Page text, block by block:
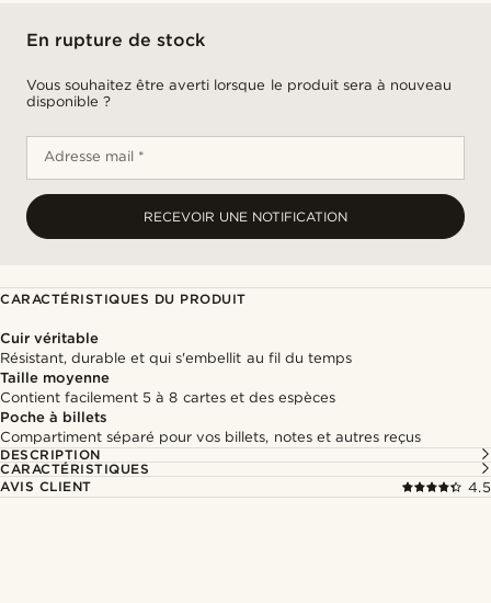
En rupture de stock
Vous souhaitez être averti lorsque le produit sera à nouveau
disponible ?
Adresse mail *
RECEVOIR UNE NOTIFICATION
CARACTÉRISTIQUES DU PRODUIT
Cuir véritable
Résistant, durable et qui s'embellit au fil du temps
Taille moyenne
Contient facilement 5 à 8 cartes et des espèces
Poche à billets
Compartiment séparé pour vos billets, notes et autres reçus
DESCRIPTION
CARACTÉRISTIQUES
AVIS CLIENT
4.5